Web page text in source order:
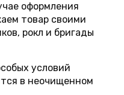
оформления
товар своими
рокл и бригады
условий
в неочищенном